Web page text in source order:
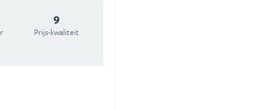
9
Prijs-kwaliteit